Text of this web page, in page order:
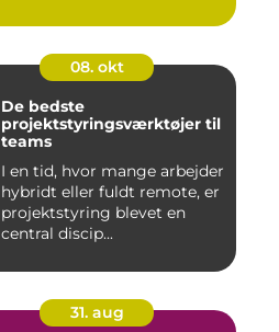
08. okt
De bedste
projektstyringsværktøjer til
teams
I en tid, hvor mange arbejder
hybridt eller fuldt remote, er
projektstyring blevet en
central discip...
31. aug